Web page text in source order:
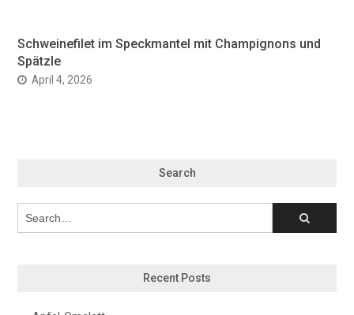
Schweinefilet im Speckmantel mit Champignons und
Spätzle
April 4, 2026
Search
Recent Posts